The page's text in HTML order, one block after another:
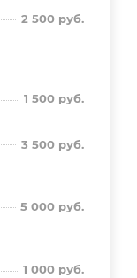
2 500 руб.
1 500 руб.
3 500 руб.
5 000 руб.
1 000 руб.